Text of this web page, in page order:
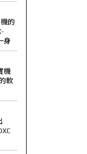
的
身
機
軟